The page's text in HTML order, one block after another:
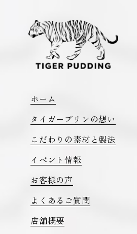
ホーム
タイガープリンの想い
こだわりの素材と製法
イベント情報
お客様の声
よくあるご質問
店舗概要